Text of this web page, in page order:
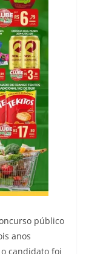
público
anos
candidato foi